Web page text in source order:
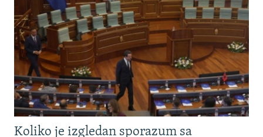
Koliko je izgledan sporazum sa